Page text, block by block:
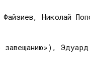
Николай